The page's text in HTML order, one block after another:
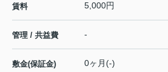
賃料 5,000円
管理 / 共益費 -
敷金(保証金) 0ヶ月(-)